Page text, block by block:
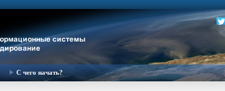
С чего начать?